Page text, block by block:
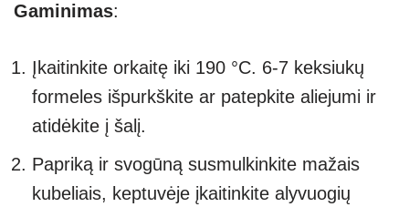
Gaminimas:
Įkaitinkite orkaitę iki 190 °C. 6-7 keksiukų
formeles išpurkškite ar patepkite aliejumi ir
atidėkite į šalį.
Papriką ir svogūną susmulkinkite mažais
kubeliais, keptuvėje įkaitinkite alyvuogių